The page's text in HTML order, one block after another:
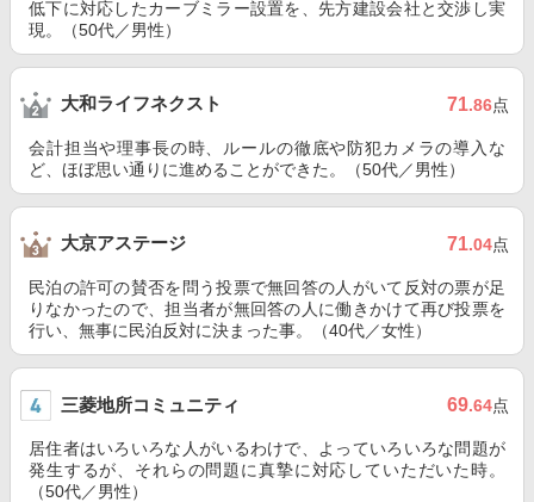
低下に対応したカーブミラー設置を、先方建設会社と交渉し実
現。（50代／男性）
大和ライフネクスト 71.86点
会計担当や理事長の時、ルールの徹底や防犯カメラの導入な
ど、ほぼ思い通りに進めることができた。（50代／男性）
大京アステージ 71.04点
民泊の許可の賛否を問う投票で無回答の人がいて反対の票が足
りなかったので、担当者が無回答の人に働きかけて再び投票を
行い、無事に民泊反対に決まった事。（40代／女性）
三菱地所コミュニティ 69.64点
居住者はいろいろな人がいるわけで、よっていろいろな問題が
発生するが、それらの問題に真摯に対応していただいた時。
（50代／男性）